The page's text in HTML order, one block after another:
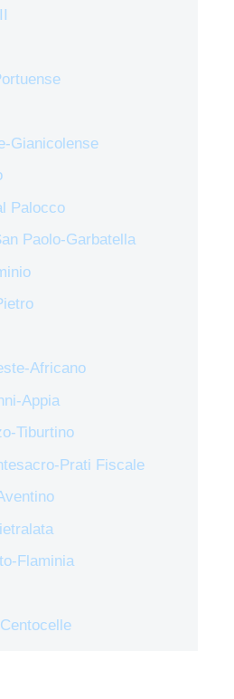
Gianicolense
Palocco
Paolo-Garbatella
Africano
Appia
Tiburtino
Prati Fiscale
Flaminia